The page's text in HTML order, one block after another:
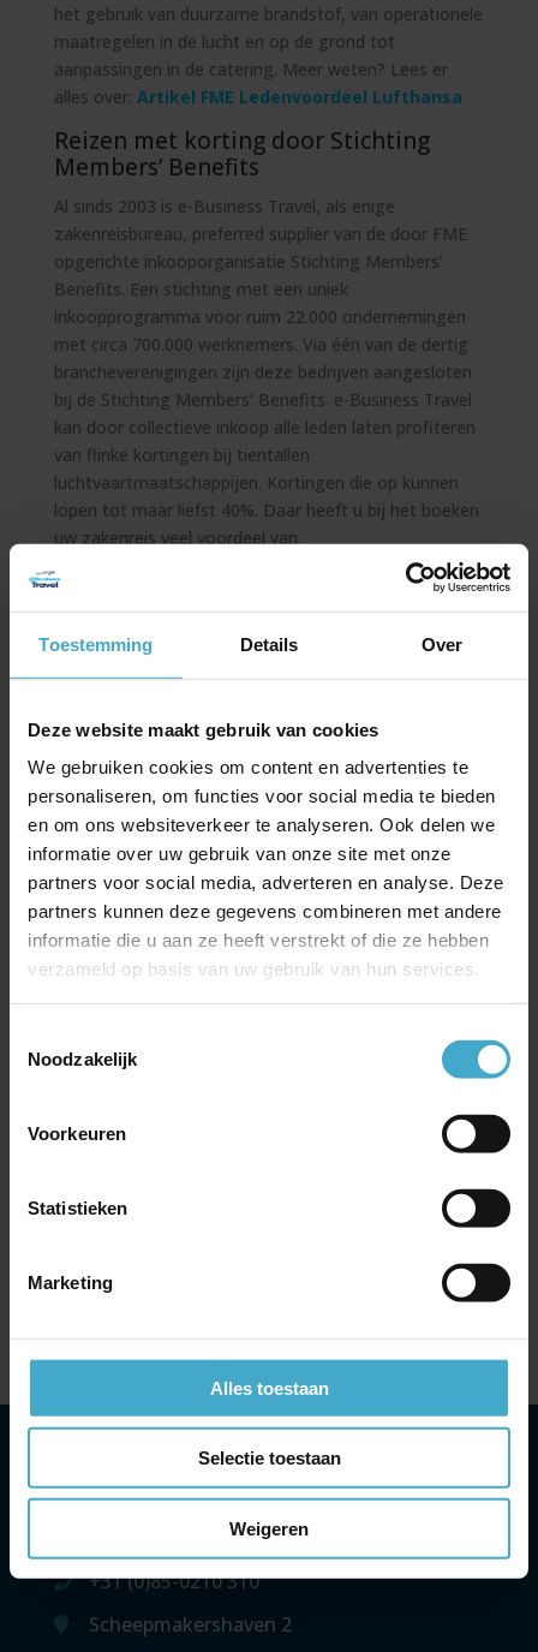
Toestemming Details Over
Deze website maakt gebruik van cookies
We gebruiken cookies om content en advertenties te
personaliseren, om functies voor social media te bieden
en om ons websiteverkeer te analyseren. Ook delen we
informatie over uw gebruik van onze site met onze
partners voor social media, adverteren en analyse. Deze
partners kunnen deze gegevens combineren met andere
informatie die u aan ze heeft verstrekt of die ze hebben
verzameld op basis van uw gebruik van hun services.
Noodzakelijk
Voorkeuren
Statistieken
Marketing
Alles toestaan
Selectie toestaan
Weigeren
het gebruik van duurzame brandstof, van operationele
maatregelen in de lucht en op de grond tot
aanpassingen in de catering. Meer weten? Lees er
alles over: Artikel FME Ledenvoordeel Lufthansa
Reizen met korting door Stichting
Members’ Benefits
Al sinds 2003 is e-Business Travel, als enige
zakenreisbureau, preferred supplier van de door FME
opgerichte inkooporganisatie Stichting Members’
Benefits. Een stichting met een uniek
inkoopprogramma voor ruim 22.000 ondernemingen
met circa 700.000 werknemers. Via één van de dertig
brancheverenigingen zijn deze bedrijven aangesloten
bij de Stichting Members’ Benefits. e-Business Travel
kan door collectieve inkoop alle leden laten profiteren
van flinke kortingen bij tientallen
luchtvaartmaatschappijen. Kortingen die op kunnen
lopen tot maar liefst 40%. Daar heeft u bij het boeken
uw zakenreis veel voordeel van.
Meest recente berichten
Jubileum- of incentivereis naar IJsland
On Business – corporate spaarprogramma van British
Airways
Goed geïnformeerd op reis met SafeToGo
China Southern Airlines
Gratis Emirates Chauffeurservice bij Business of First
Class ticket
voordelen
voordeel met My Emirates Pass
Maak kennis met Atriis: de slimme online bookingtool
Uitbreiding codeshare-overeenkomst British Airways &
+31 (0)85-0210 310
Scheepmakershaven 2